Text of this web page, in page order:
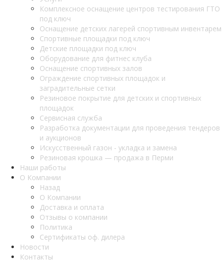
Комплексное оснащение центров тестирования ГТО
под ключ
Оснащение детских лагерей спортивным инвентарем
Спортивные площадки под ключ
Детские площадки под ключ
Оборудование для фитнес клуба
Оснащение спортивных залов
Ограждение спортивных площадок и
заградительные сетки
Резиновое покрытие для детских и спортивных
площадок
Сервисная служба
Разработка документации для проведения тендеров
и аукционов
Искусственный газон - укладка и замена
Резиновая крошка — продажа в Перми
Наши работы
О Компании
Назад
О Компании
Доставка и оплата
Отзывы о компании
Политика
Сертификаты оф. дилера
Новости
Контакты